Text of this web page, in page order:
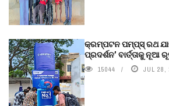
କ୍ରମ୍ପଟନ ପମ୍ପ୍‌ସ୍‌ ରଥ
ପ୍ରଦର୍ଶନ’ ବାର୍ତ୍ତାକୁ ନୂଆ
15044 JUL 28,